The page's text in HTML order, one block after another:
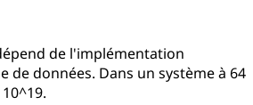
de l'implémentation
données. Dans un système à 64